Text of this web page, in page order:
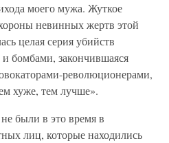
моего мужа. Жуткое
невинных жертв этой
целая серия убийств
бомбами, закончившаяся
революционерами,
хуже, тем лучше».
были в это время в
лиц, которые находились